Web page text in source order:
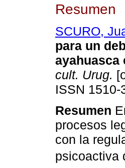
Resumen
SCURO,
para un
ayahuasca
cult. Urug.
ISSN 1510-
Resumen
procesos
con la
psicoactiva